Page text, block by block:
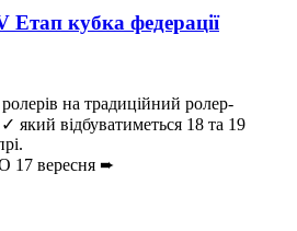
Етап кубка федерації
на традиційний ролер-
який відбуватиметься 18 та 19
17 вересня ➨